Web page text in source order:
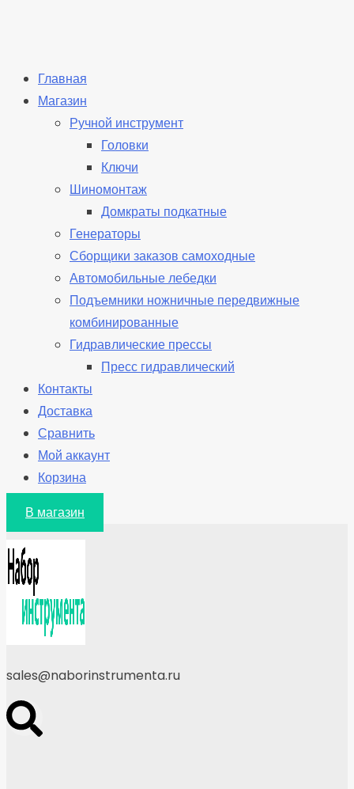
Главная
Магазин
Ручной инструмент
Головки
Ключи
Шиномонтаж
Домкраты подкатные
Генераторы
Сборщики заказов самоходные
Автомобильные лебедки
Подъемники ножничные передвижные
комбинированные
Гидравлические прессы
Пресс гидравлический
Контакты
Доставка
Сравнить
Мой аккаунт
Корзина
В магазин
sales@naborinstrumenta.ru